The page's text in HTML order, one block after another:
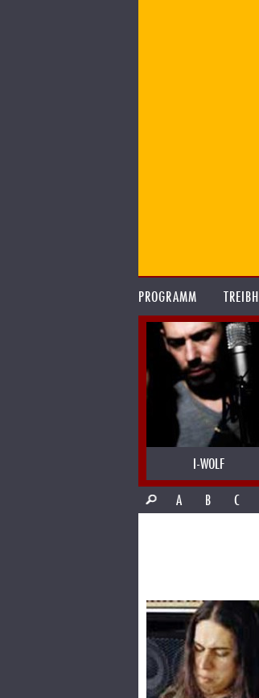
PROGRAMM
I-WOLF
A
B C